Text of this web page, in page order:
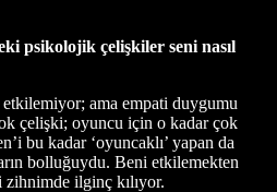
psikolojik çelişkiler seni nasıl
ama empati duygumu
çelişki; oyuncu için o kadar çok
bu kadar ‘oyuncaklı’ yapan da
bolluğuydu. Beni etkilemekten
zihnimde ilginç kılıyor.